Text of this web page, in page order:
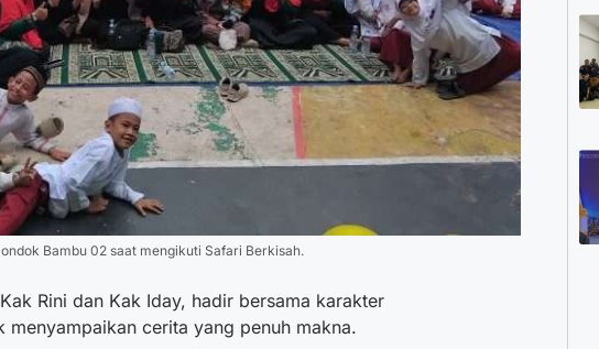
Bambu 02 saat mengikuti Safari Berkisah.
Rini dan Kak Iday, hadir bersama karakter
menyampaikan cerita yang penuh makna.